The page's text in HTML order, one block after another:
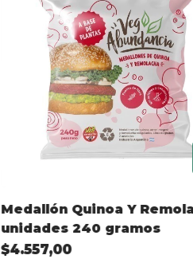
Medallón Quinoa Y
unidades 240 gramos
$4.557,00